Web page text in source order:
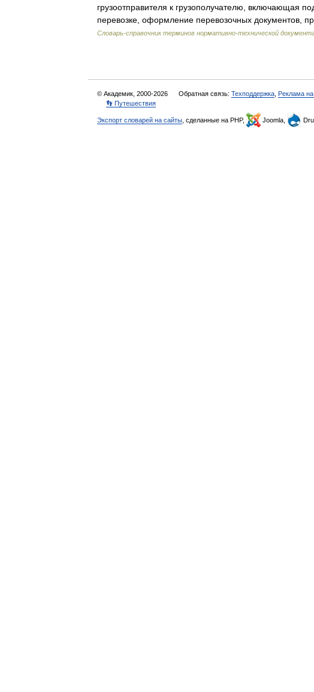
грузоотправителя к грузополучателю, включающая
перевозке, оформление перевозочных документов,
Словарь-справочник терминов нормативно-технической
© Академик, 2000-2026 Обратная связь: Техподдержка Реклама
👣 Путешествия
Экспорт словарей на сайты , сделанные на PHP, Joomla,